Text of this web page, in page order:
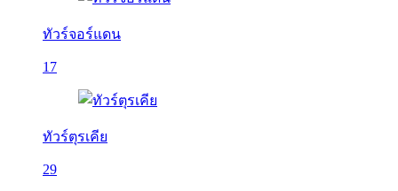
ทัวร์จอร์แดน
17
ทัวร์ตุรเคีย
29